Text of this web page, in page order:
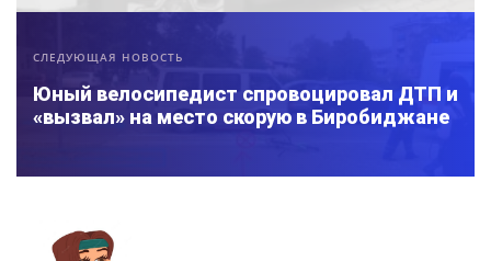
СЛЕДУЮЩАЯ НОВОСТЬ
Юный велосипедист спровоцировал ДТП и
«вызвал» на место скорую в Биробиджане